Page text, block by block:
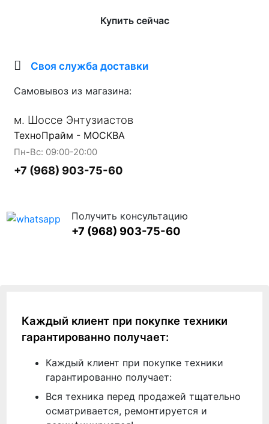
Купить сейчас
Своя служба доставки
Самовывоз из магазина:
м. Шоссе Энтузиастов
ТехноПрайм - МОСКВА
Пн-Вс: 09:00-20:00
+7 (968) 903-75-60
Получить консультацию
+7 (968) 903-75-60
Каждый клиент при покупке техники
гарантированно получает:
Каждый клиент при покупке техники
гарантированно получает:
Вся техника перед продажей тщательно
осматривается, ремонтируется и